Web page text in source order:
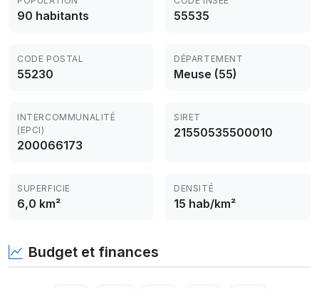
90 habitants 55535
CODE POSTAL
55230
DÉPARTEMENT
Meuse (55)
INTERCOMMUNALITÉ
(EPCI)
200066173
SIRET
21550535500010
SUPERFICIE
6,0 km²
DENSITÉ
15 hab/km²
Budget et finances